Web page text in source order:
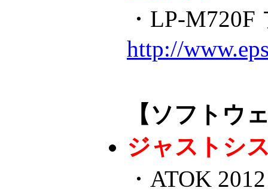
・LP-
http://
【ソフトウ
ジャストシ
・ATOK